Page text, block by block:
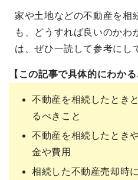
家や土地などの不動産を相
も、どうすれば良いのかわ
は、ぜひ一読して参考にし
【この記事で具体的にわかる
不動産を相続したとき
るべきこと
不動産を相続したとき
金や費用
相続した不動産売却時